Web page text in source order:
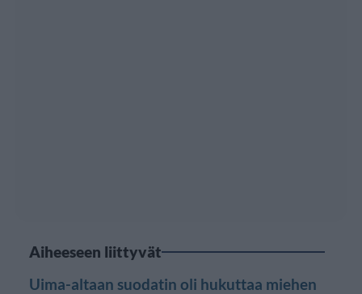
Aiheeseen liittyvät
Uima-altaan suodatin oli hukuttaa miehen